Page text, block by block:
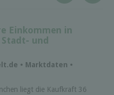
Einkommen in
und
• Marktdaten •
liegt die Kaufkraft 36